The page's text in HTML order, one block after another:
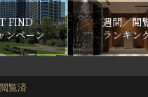
FIND
ンペーン
週間／閲
ランキン
覧済